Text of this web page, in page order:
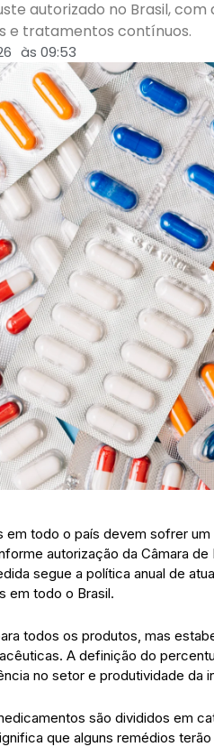
autorizado no Brasil, com
e tratamentos contínuos.
às 09:53
todo o país devem sofrer
autorização da Câmara
segue a política anual de
em todo o Brasil.
todos os produtos, mas
A definição do
no setor e produtividade da
são divididos em
que alguns remédios